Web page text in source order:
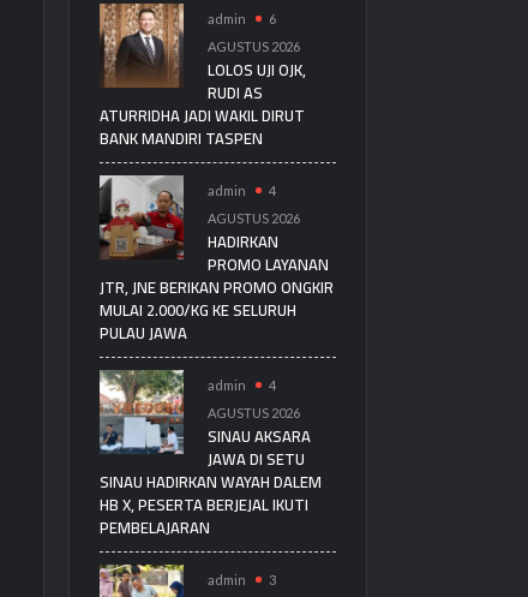
admin
6
AGUSTUS 2026
LOLOS UJI OJK,
RUDI AS
ATURRIDHA JADI WAKIL DIRUT
BANK MANDIRI TASPEN
admin
4
AGUSTUS 2026
HADIRKAN
PROMO LAYANAN
JTR, JNE BERIKAN PROMO ONGKIR
MULAI 2.000/KG KE SELURUH
PULAU JAWA
admin
4
AGUSTUS 2026
SINAU AKSARA
JAWA DI SETU
SINAU HADIRKAN WAYAH DALEM
HB X, PESERTA BERJEJAL IKUTI
PEMBELAJARAN
admin
3